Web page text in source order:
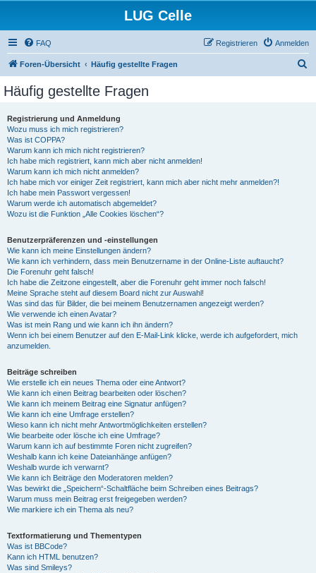
LUG Celle
FAQ Anmelden
Registrieren
Foren-Übersicht Häufig gestellte Fragen
Häufig gestellte Fragen
Registrierung und Anmeldung
Wozu muss ich mich registrieren?
Was ist COPPA?
Warum kann ich mich nicht registrieren?
Ich habe mich registriert, kann mich aber nicht anmelden!
Warum kann ich mich nicht anmelden?
Ich habe mich vor einiger Zeit registriert, kann mich aber nicht mehr anmelden?!
Ich habe mein Passwort vergessen!
Warum werde ich automatisch abgemeldet?
Wozu ist die Funktion „Alle Cookies löschen“?
Benutzerpräferenzen und -einstellungen
Wie kann ich meine Einstellungen ändern?
Wie kann ich verhindern, dass mein Benutzername in der Online-Liste auftaucht?
Die Forenuhr geht falsch!
Ich habe die Zeitzone eingestellt, aber die Forenuhr geht immer noch falsch!
Meine Sprache steht auf diesem Board nicht zur Auswahl!
Was sind das für Bilder, die bei meinem Benutzernamen angezeigt werden?
Wie verwende ich einen Avatar?
Was ist mein Rang und wie kann ich ihn ändern?
Wenn ich bei einem Benutzer auf den E-Mail-Link klicke, werde ich aufgefordert, mich
anzumelden.
Beiträge schreiben
Wie erstelle ich ein neues Thema oder eine Antwort?
Wie kann ich einen Beitrag bearbeiten oder löschen?
Wie kann ich meinem Beitrag eine Signatur anfügen?
Wie kann ich eine Umfrage erstellen?
Wieso kann ich nicht mehr Antwortmöglichkeiten erstellen?
Wie bearbeite oder lösche ich eine Umfrage?
Warum kann ich auf bestimmte Foren nicht zugreifen?
Weshalb kann ich keine Dateianhänge anfügen?
Weshalb wurde ich verwarnt?
Wie kann ich Beiträge den Moderatoren melden?
Was bewirkt die „Speichern“-Schaltfläche beim Schreiben eines Beitrags?
Warum muss mein Beitrag erst freigegeben werden?
Wie markiere ich ein Thema als neu?
Textformatierung und Thementypen
Was ist BBCode?
Kann ich HTML benutzen?
Was sind Smileys?